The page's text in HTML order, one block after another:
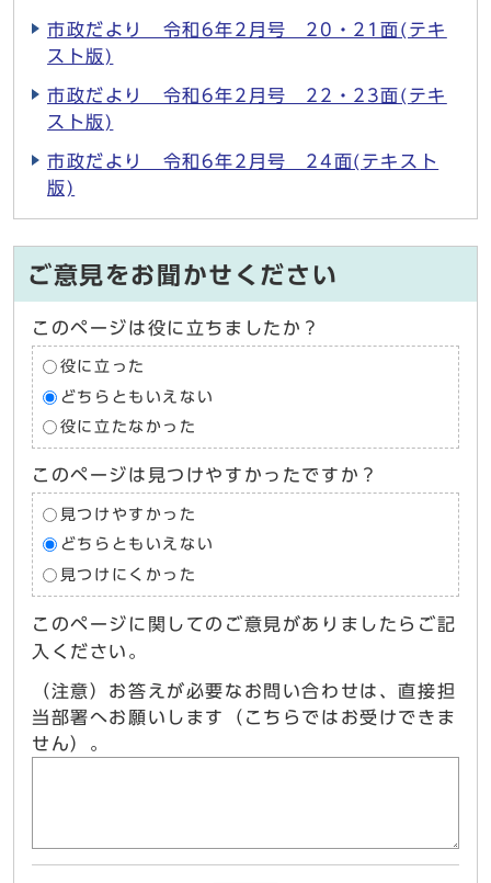
市政だより 令和6年2月号 20・21面(テキ
スト版)
市政だより 令和6年2月号 22・23面(テキ
スト版)
市政だより 令和6年2月号 24面(テキスト
版)
ご意見をお聞かせください
このページは役に立ちましたか？
役に立った
どちらともいえない
役に立たなかった
このページは見つけやすかったですか？
見つけやすかった
どちらともいえない
見つけにくかった
このページに関してのご意見がありましたらご記
入ください。
（注意）お答えが必要なお問い合わせは、直接担
当部署へお願いします（こちらではお受けできま
せん）。